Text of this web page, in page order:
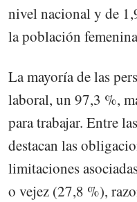
nivel nacional y de
la población
La mayoría de las
laboral, un 97,3 %,
para trabajar. Entre
destacan las
limitaciones
o vejez (27,8 %),